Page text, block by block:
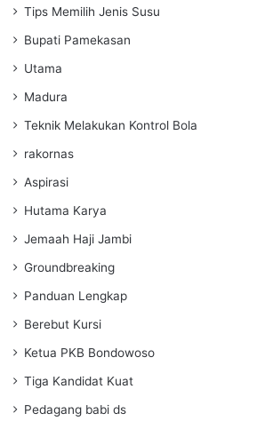
Tips Memilih Jenis Susu
Bupati Pamekasan
Utama
Madura
Teknik Melakukan Kontrol Bola
rakornas
Aspirasi
Hutama Karya
Jemaah Haji Jambi
Groundbreaking
Panduan Lengkap
Berebut Kursi
Ketua PKB Bondowoso
Tiga Kandidat Kuat
Pedagang babi ds